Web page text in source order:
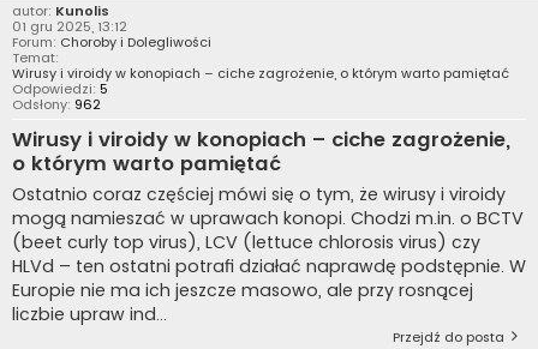
autor: Kunolis
01 gru 2025, 13:12
Forum: Choroby i Dolegliwości
Temat:
Wirusy i viroidy w konopiach – ciche zagrożenie, o którym warto pamiętać
Odpowiedzi: 5
Odsłony: 962
Wirusy i viroidy w konopiach – ciche zagrożenie,
o którym warto pamiętać
Ostatnio coraz częściej mówi się o tym, że wirusy i viroidy
mogą namieszać w uprawach konopi. Chodzi m.in. o BCTV
(beet curly top virus), LCV (lettuce chlorosis virus) czy
HLVd – ten ostatni potrafi działać naprawdę podstępnie. W
Europie nie ma ich jeszcze masowo, ale przy rosnącej
liczbie upraw ind...
Przejdź do posta